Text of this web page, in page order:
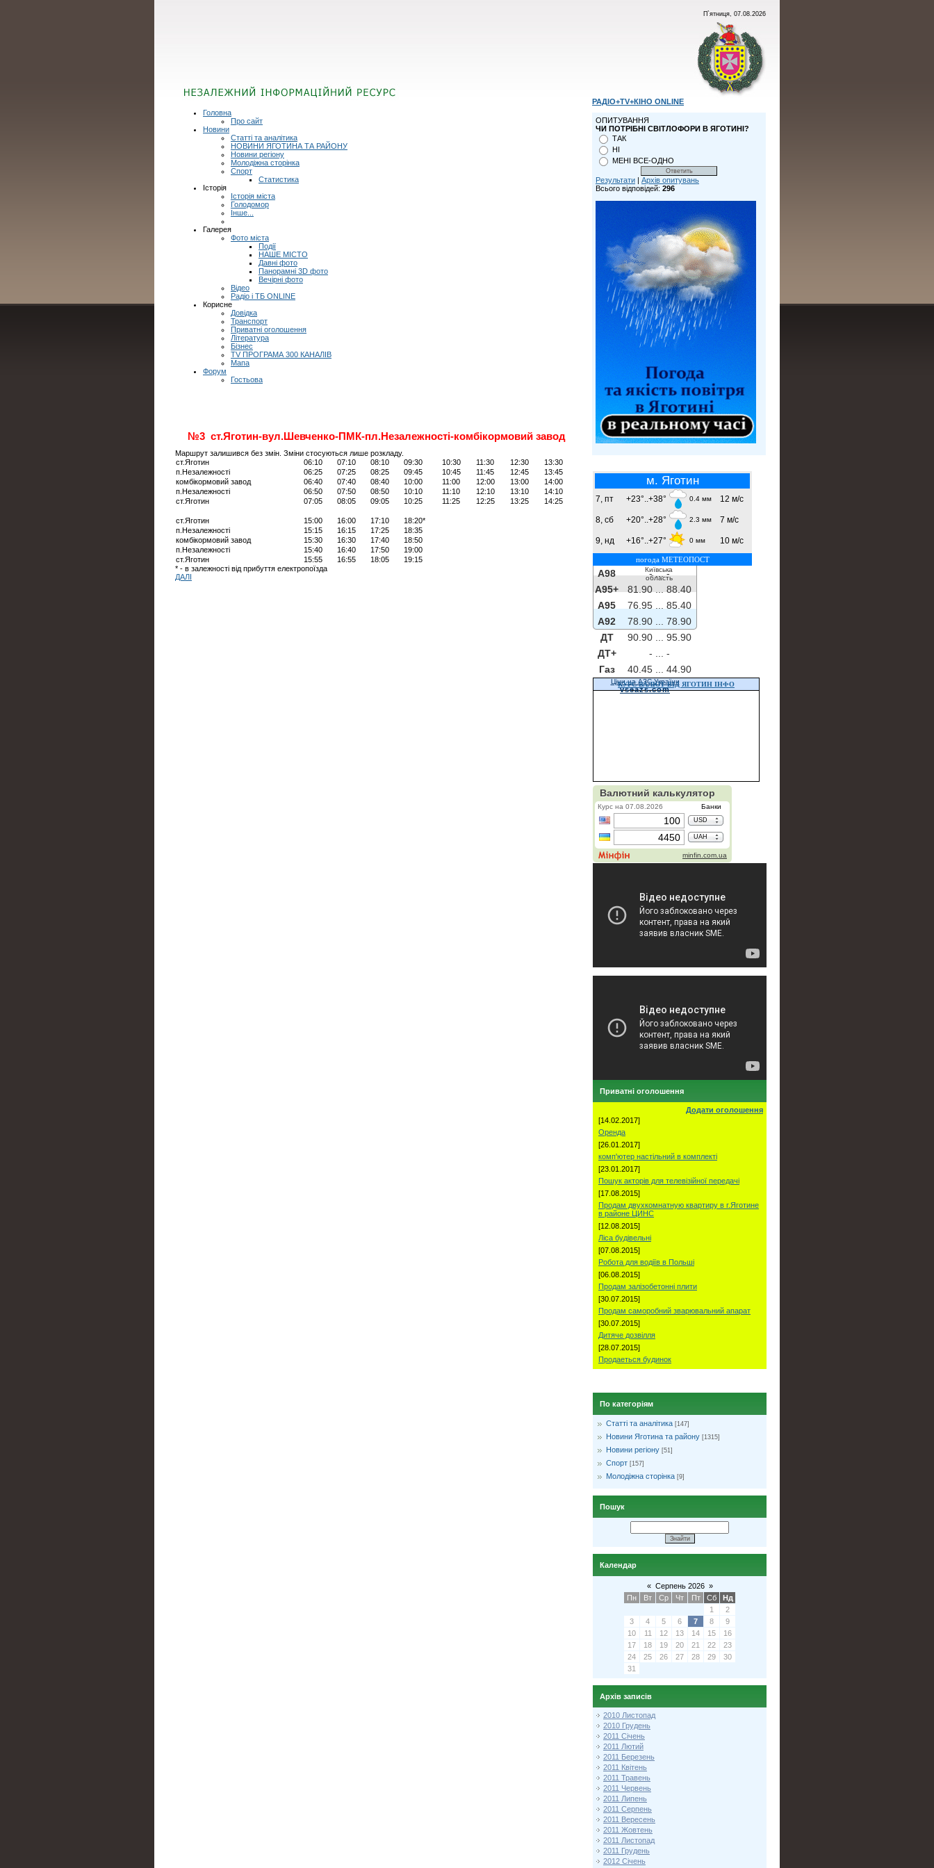
П`ятниця, 07.08.2026
Головна
Про сайт
Новини
Статті та аналітика
НОВИНИ ЯГОТИНА ТА РАЙОНУ
Новини регіону
Молодіжна сторінка
Спорт
Статистика
Історія
Історія міста
Голодомор
Інше...
Галерея
Фото міста
Події
НАШЕ МІСТО
Давні фото
Панорамні 3D фото
Вечірні фото
Відео
Радіо і ТБ ONLINE
Корисне
Довідка
Транспорт
Приватні оголошення
Література
Бізнес
TV ПРОГРАМА 300 КАНАЛІВ
Мапа
Форум
Гостьова
№3 ст.Яготин-вул.Шевченко-ПМК-пл.Незалежності-комбікормовий завод
Маршрут залишився без змін. Зміни стосуються лише розкладу.
ст.Яготин
06:10 07:10 08:10 09:30 10:30 11:30 12:30
13:30
п.Незалежності
06:25 07:25 08:25 09:45 10:45 11:45 12:45
13:45
комбікормовий завод
06:40 07:40 08:40 10:00 11:00 12:00 13:00
14:00
п.Незалежності
06:50 07:50 08:50 10:10 11:10 12:10 13:10
14:10
ст.Яготин
07:05 08:05 09:05 10:25 11:25 12:25 13:25 14:25
ст.Яготин 15:00 16:00 17:10
18:20*
п.Незалежності
15:15 16:15 17:25
18:35
комбікормовий завод
15:30 16:30 17:40
18:50
п.Незалежності
15:40 16:40 17:50
19:00
ст.Яготин
15:55 16:55 18:05
19:15
* - в залежності від прибуття електропоїзда
ДАЛІ
РАДІО+TV+КІНО ONLINE
ОПИТУВАННЯ
ЧИ ПОТРІБНІ СВІТЛОФОРИ В ЯГОТИНІ?
ТАК
НІ
МЕНІ ВСЕ-ОДНО
Результати | Архів опитувань
Всього відповідей: 296
м. Яготин
7, пт +23°..+38° 0.4 мм 12 м/с
8, сб +20°..+28° 2.3 мм 7 м/с
9, нд +16°..+27° 0 мм 10 м/с
погода МЕТЕОПОСТ
Київська
область
A98 - ...-
A95+
81.90 ...
88.40
A95
76.95 ...
85.40
A92
78.90 ...
78.90
ДТ
90.90 ...
95.90
ДТ+
- ...
-
Газ
40.45 ... 44.90
Ціни на АЗС України
vseazs.com
КУРС ВАЛЮТ ВІД ЯГОТИН ІНФО
Приватні оголошення
Додати оголошення
[14.02.2017]
Оренда
[26.01.2017]
комп'ютер настільний в комплекті
[23.01.2017]
Пошук акторів для телевізійної передачі
[17.08.2015]
Продам двухкомнатную квартиру в г.Яготине
в районе ЦИНС
[12.08.2015]
Ліса будівельні
[07.08.2015]
Робота для водіїв в Польші
[06.08.2015]
Продам залізобетонні плити
[30.07.2015]
Продам саморобний зварювальний апарат
[30.07.2015]
Дитяче дозвілля
[28.07.2015]
Продаеться будинок
По категоріям
Статті та аналітика [147]
Новини Яготина та району [1315]
Новини регіону [51]
Спорт [157]
Молодіжна сторінка [9]
Пошук
Календар
« Серпень 2026 »
Пн
Вт Ср Чт Пт Сб
Нд
1
2
3
4 5 6 7 8
9
10
11 12 13 14 15
16
17
18 19 20 21 22
23
24
25 26 27 28 29
30
31
Архів записів
2010 Листопад
2010 Грудень
2011 Січень
2011 Лютий
2011 Березень
2011 Квітень
2011 Травень
2011 Червень
2011 Липень
2011 Серпень
2011 Вересень
2011 Жовтень
2011 Листопад
2011 Грудень
2012 Січень